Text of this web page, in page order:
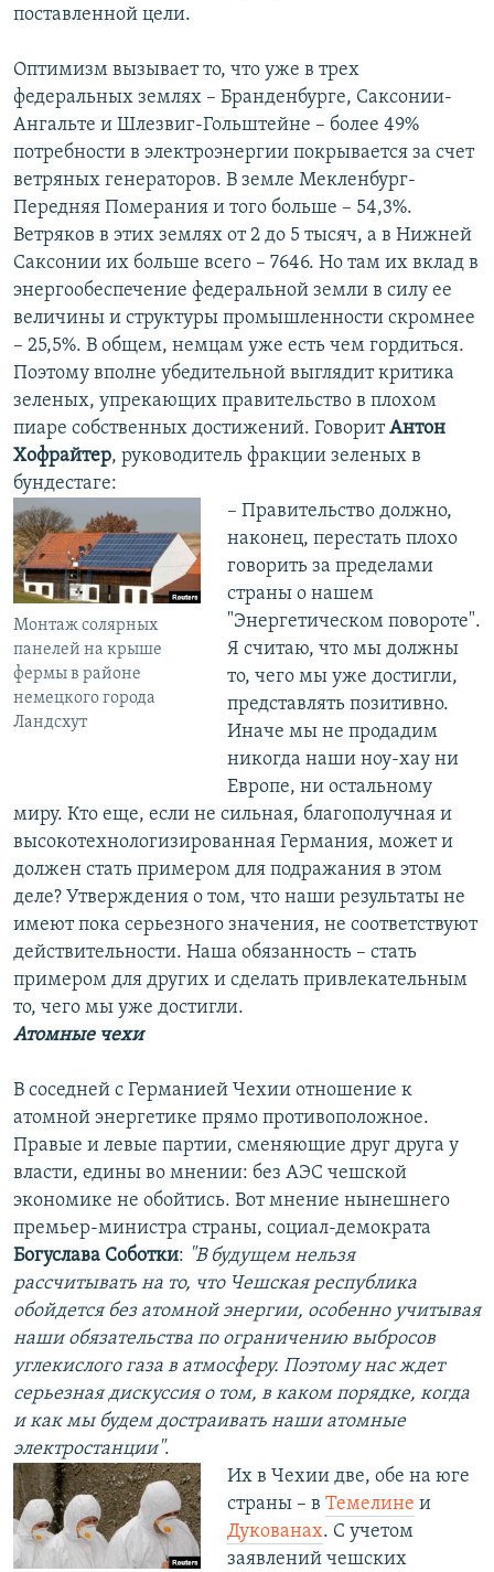
поставленной цели.
Оптимизм вызывает то, что уже в трех
федеральных землях – Бранденбурге, Саксонии-
Ангальте и Шлезвиг-Гольштейне – более 49%
потребности в электроэнергии покрывается за счет
ветряных генераторов. В земле Мекленбург-
Передняя Померания и того больше – 54,3%.
Ветряков в этих землях от 2 до 5 тысяч, а в Нижней
Саксонии их больше всего – 7646. Но там их вклад в
энергообеспечение федеральной земли в силу ее
величины и структуры промышленности скромнее
– 25,5%. В общем, немцам уже есть чем гордиться.
Поэтому вполне убедительной выглядит критика
зеленых, упрекающих правительство в плохом
пиаре собственных достижений. ГоворитАнтон
Хофрайтер, руководитель фракции зеленых в
бундестаге:
Монтаж солярных
панелей на крыше
фермы в районе
немецкого города
Ландсхут
– Правительство должно,
наконец, перестать плохо
говорить за пределами
страны о нашем
"Энергетическом повороте".
Я считаю, что мы должны
то, чего мы уже достигли,
представлять позитивно.
Иначе мы не продадим
никогда наши ноу-хау ни
Европе, ни остальному
миру. Кто еще, если не сильная, благополучная и
высокотехнологизированная Германия, может и
должен стать примером для подражания в этом
деле? Утверждения о том, что наши результаты не
имеют пока серьезного значения, не соответствуют
действительности. Наша обязанность – стать
примером для других и сделать привлекательным
то, чего мы уже достигли.
Атомные чехи
В соседней с Германией Чехии отношение к
атомной энергетике прямо противоположное.
Правые и левые партии, сменяющие друг друга у
власти, едины во мнении: без АЭС чешской
экономике не обойтись. Вот мнение нынешнего
премьер-министра страны, социал-демократа
Богуслава Соботки: "В будущем нельзя
рассчитывать на то, что Чешская республика
обойдется без атомной энергии, особенно учитывая
наши обязательства по ограничению выбросов
углекислого газа в атмосферу. Поэтому нас ждет
серьезная дискуссия о том, в каком порядке, когда
и как мы будем достраивать наши атомные
электростанции".
Их в Чехии две, обе на юге
страны – в Темелине и
Дукованах. С учетом
заявлений чешских